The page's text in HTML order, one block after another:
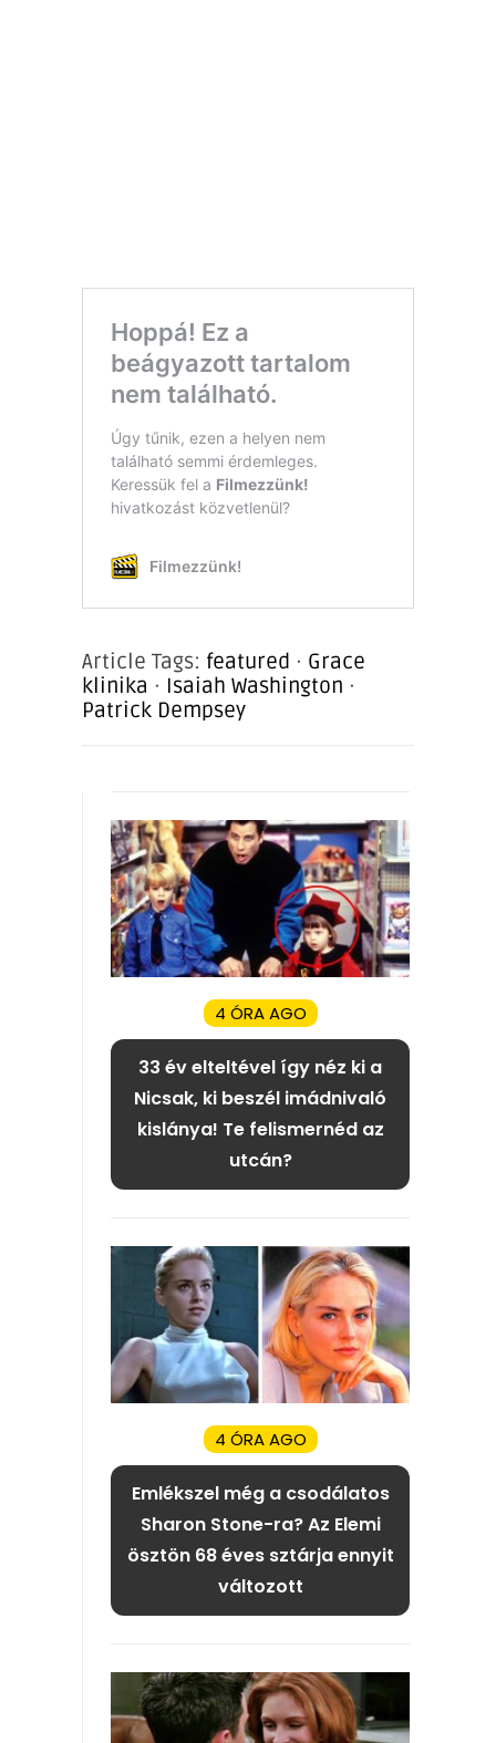
Article Tags: featured · Grace
klinika · Isaiah Washington ·
Patrick Dempsey
4 ÓRA AGO
33 év elteltével így néz ki a
Nicsak, ki beszél imádnivaló
kislánya! Te felismernéd az
utcán?
4 ÓRA AGO
Emlékszel még a csodálatos
Sharon Stone-ra? Az Elemi
ösztön 68 éves sztárja ennyit
változott